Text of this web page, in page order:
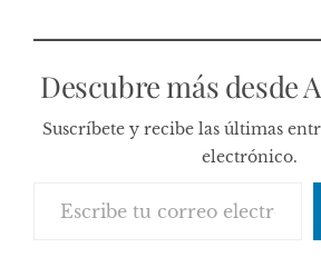
Descubre más desde
Suscríbete y recibe las últimas
electrónico.